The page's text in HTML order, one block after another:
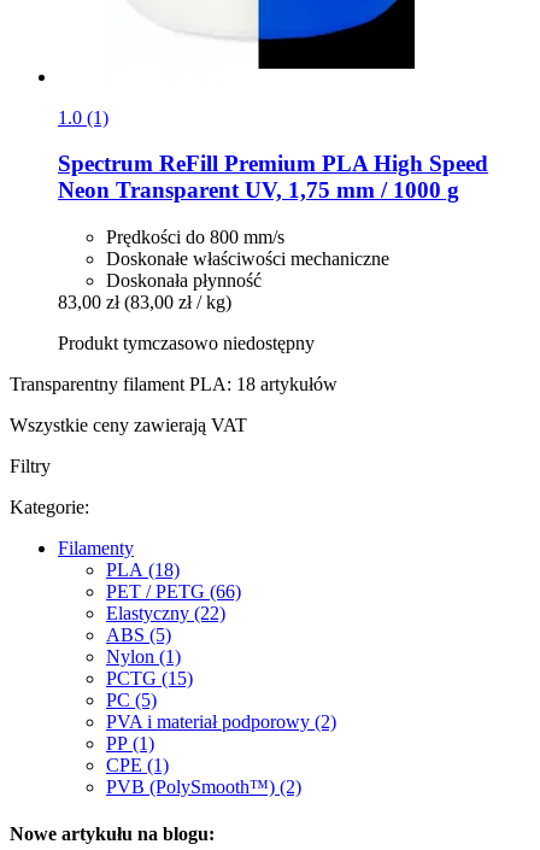
1.0 (1)
Spectrum ReFill Premium PLA High Speed
Neon Transparent UV, 1,75 mm / 1000 g
Prędkości do 800 mm/s
Doskonałe właściwości mechaniczne
Doskonała płynność
83,00 zł (83,00 zł / kg)
Produkt tymczasowo niedostępny
Transparentny filament PLA: 18 artykułów
Wszystkie ceny zawierają VAT
Filtry
Kategorie:
Filamenty
PLA (18)
PET / PETG (66)
Elastyczny (22)
ABS (5)
Nylon (1)
PCTG (15)
PC (5)
PVA i materiał podporowy (2)
PP (1)
CPE (1)
PVB (PolySmooth™) (2)
Nowe artykułu na blogu: